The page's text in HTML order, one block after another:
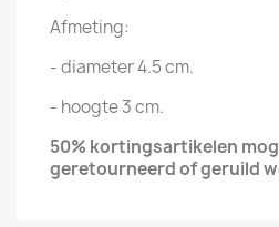
Afmeting:
- diameter 4.5 cm.
- hoogte 3 cm.
50% kortingsartikelen
geretourneerd of geruild